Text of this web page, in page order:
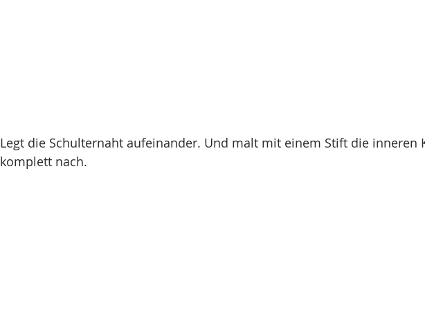
Legt die Schulternaht aufeinander. Und malt mit einem Stift die inneren
komplett nach.